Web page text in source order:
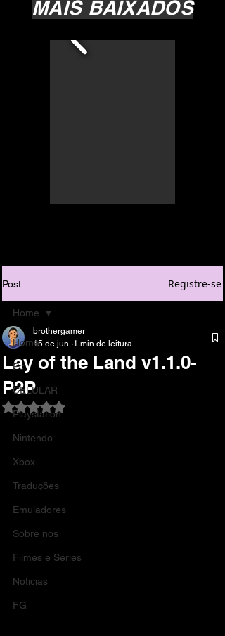
MAIS BAIXADOS
Post Registre-se
Home
Pc
CELULAR
Playstation
Nintendo
Xbox
Traduções
Emuladores
Sobre nos
Filmes e Series
Noticias
FG
Home
Lay of the Land v1.1.0-
P2P
brothergamer
15 de jun. 1 min de leitura
Avaliado com NaN de 5 estrelas.